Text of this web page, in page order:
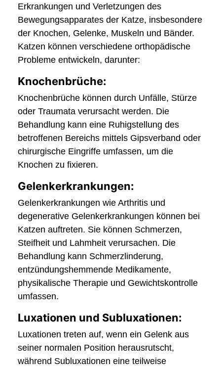
Erkrankungen und Verletzungen des
Bewegungsapparates der Katze, insbesondere
der Knochen, Gelenke, Muskeln und Bänder.
Katzen können verschiedene orthopädische
Probleme entwickeln, darunter:
Knochenbrüche:
Knochenbrüche können durch Unfälle, Stürze
oder Traumata verursacht werden. Die
Behandlung kann eine Ruhigstellung des
betroffenen Bereichs mittels Gipsverband oder
chirurgische Eingriffe umfassen, um die
Knochen zu fixieren.
Gelenkerkrankungen:
Gelenkerkrankungen wie Arthritis und
degenerative Gelenkerkrankungen können bei
Katzen auftreten. Sie können Schmerzen,
Steifheit und Lahmheit verursachen. Die
Behandlung kann Schmerzlinderung,
entzündungshemmende Medikamente,
physikalische Therapie und Gewichtskontrolle
umfassen.
Luxationen und Subluxationen:
Luxationen treten auf, wenn ein Gelenk aus
seiner normalen Position herausrutscht,
während Subluxationen eine teilweise